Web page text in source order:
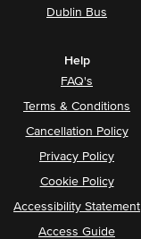
Dublin Bus
Help
FAQ's
Terms & Conditions
Cancellation Policy
Privacy Policy
Cookie Policy
Accessibility Statement
Access Guide